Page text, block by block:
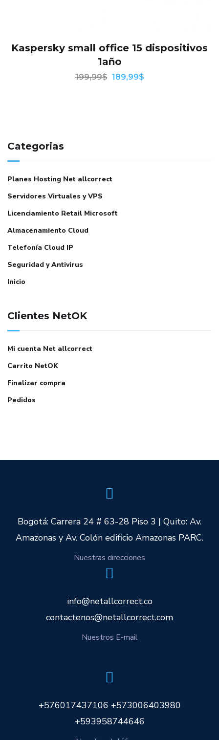
Kaspersky small office 15 dispositivos
1año
199,99$ 189,99$
Categorias
Planes Hosting Net allcorrect
Servidores Virtuales y VPS
Licenciamiento Retail Microsoft
Almacenamiento Cloud
Telefonía Cloud IP
Seguridad y Antivirus
Inicio
Clientes NetOK
Mi cuenta Net allcorrect
Carrito NetOK
Finalizar compra
Pedidos
Bogotá: Carrera 24 # 63-28 Piso 3 | Quito: Av.
Amazonas y Av. Colón edificio Amazonas PARC.
Nuestras direcciones
info@netallcorrect.co
contactenos@netallcorrect.com
Nuestros E-mail
+576017437106 +573006403980
+593958744646